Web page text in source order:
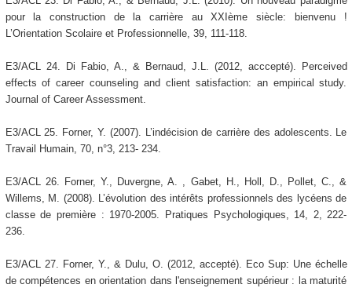
pour la construction de la carrière au XXIème siècle: bienvenu !
L’Orientation Scolaire et Professionnelle, 39, 111-118.
E3/ACL 24. Di Fabio, A., & Bernaud, J.L. (2012, acccepté). Perceived
effects of career counseling and client satisfaction: an empirical study.
Journal of Career Assessment.
E3/ACL 25. Forner, Y. (2007). L’indécision de carrière des adolescents. Le
Travail Humain, 70, n°3, 213- 234.
E3/ACL 26. Forner, Y., Duvergne, A. , Gabet, H., Holl, D., Pollet, C., &
Willems, M. (2008). L’évolution des intérêts professionnels des lycéens de
classe de première : 1970-2005. Pratiques Psychologiques, 14, 2, 222-
236.
E3/ACL 27. Forner, Y., & Dulu, O. (2012, accepté). Eco Sup: Une échelle
de compétences en orientation dans l'enseignement supérieur : la maturité